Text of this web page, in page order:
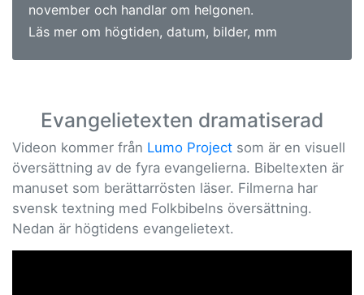
november och handlar om helgonen.
Läs mer om högtiden, datum, bilder, mm
Evangelietexten dramatiserad
Videon kommer från Lumo Project som är en visuell
översättning av de fyra evangelierna. Bibeltexten är
manuset som berättarrösten läser. Filmerna har
svensk textning med Folkbibelns översättning.
Nedan är högtidens evangelietext.